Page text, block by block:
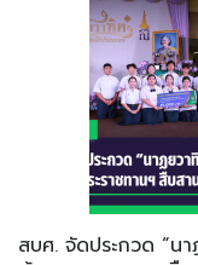
สบศ. จัดประกวด “น